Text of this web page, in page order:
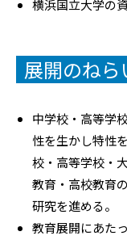
横浜国立大学の
展開のねら
中学校・高等学
性を生かし特性
校・高等学校・
教育・高校教育
研究を進める。
教育展開にあた